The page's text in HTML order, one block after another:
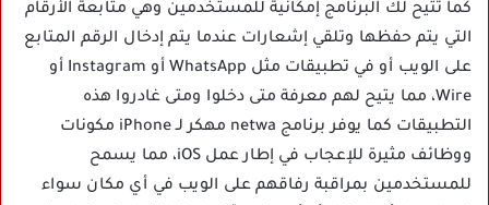
كما تتيح لك البرنامج إمكانية للمستخدمين وهي متابعة الأرقام
التي يتم حفظها وتلقي إشعارات عندما يتم إدخال الرقم المتابع
على الويب أو في تطبيقات مثل WhatsApp أو Instagram أو
Wire، مما يتيح لهم معرفة متى دخلوا ومتى غادروا هذه
التطبيقات كما يوفر برنامج netwa مهكر لـ iPhone مكونات
ووظائف مثيرة للإعجاب في إطار عمل iOS، مما يسمح
للمستخدمين بمراقبة رفاقهم على الويب في أي مكان سواء